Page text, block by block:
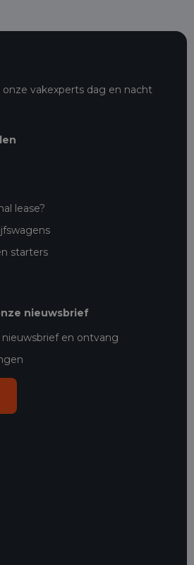
onze vakexperts dag en nacht
lease?
starters
nieuwsbrief
en ontvang